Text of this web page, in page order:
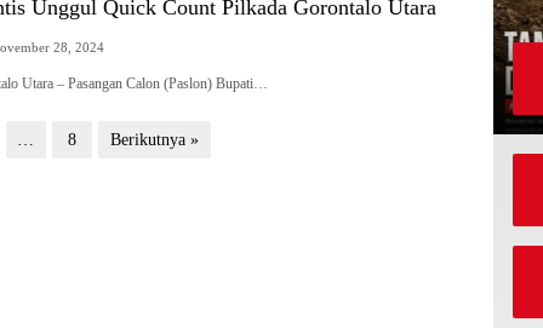
Unggul Quick Count Pilkada Gorontalo Utara
28, 2024
Utara – Pasangan Calon (Paslon) Bupati…
8 Berikutnya »